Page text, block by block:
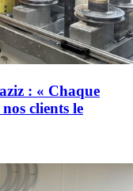
: « Chaque
clients le